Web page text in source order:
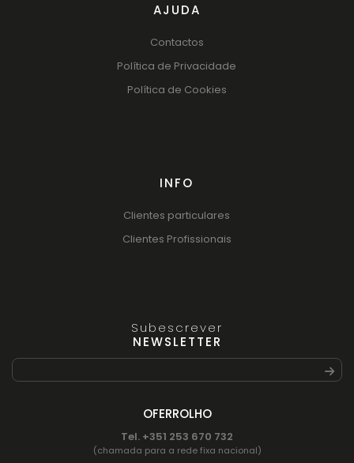
AJUDA
Contactos
Política de Privacidade
Política de Cookies
INFO
Clientes particulares
Clientes Profissionais
Subescrever
NEWSLETTER
OFERROLHO
Tel. +351 253 670 732
(chamada para a rede fixa nacional)